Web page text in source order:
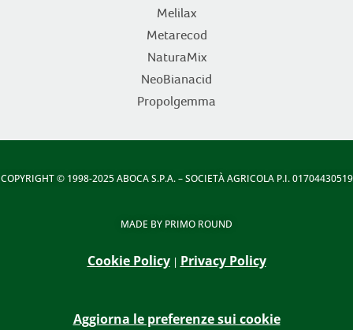
Melilax
Metarecod
NaturaMix
NeoBianacid
Propolgemma
COPYRIGHT© 1998-2025 ABOCA S.P.A. – SOCIETÀ AGRICOLA P.I. 01704430519
MADE BY PRIMO ROUND
Cookie Policy| Privacy Policy
Aggiorna le preferenze sui cookie